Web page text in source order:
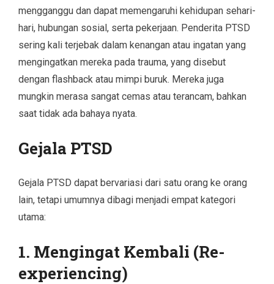
mengganggu dan dapat memengaruhi kehidupan sehari-
hari, hubungan sosial, serta pekerjaan. Penderita PTSD
sering kali terjebak dalam kenangan atau ingatan yang
mengingatkan mereka pada trauma, yang disebut
dengan flashback atau mimpi buruk. Mereka juga
mungkin merasa sangat cemas atau terancam, bahkan
saat tidak ada bahaya nyata.
Gejala PTSD
Gejala PTSD dapat bervariasi dari satu orang ke orang
lain, tetapi umumnya dibagi menjadi empat kategori
utama:
1. Mengingat Kembali (Re-
experiencing)